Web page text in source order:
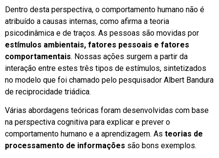
Dentro desta perspectiva, o comportamento humano não é
atribuído a causas internas, como afirma a teoria
psicodinâmica e de traços. As pessoas são movidas por
estímulos ambientais, fatores pessoais e fatores
comportamentais. Nossas ações surgem a partir da
interação entre estes três tipos de estímulos, sintetizados
no modelo que foi chamado pelo pesquisador Albert Bandura
de reciprocidade triádica.
Várias abordagens teóricas foram desenvolvidas com base
na perspectiva cognitiva para explicar e prever o
comportamento humano e a aprendizagem. As teorias de
processamento de informações são bons exemplos.